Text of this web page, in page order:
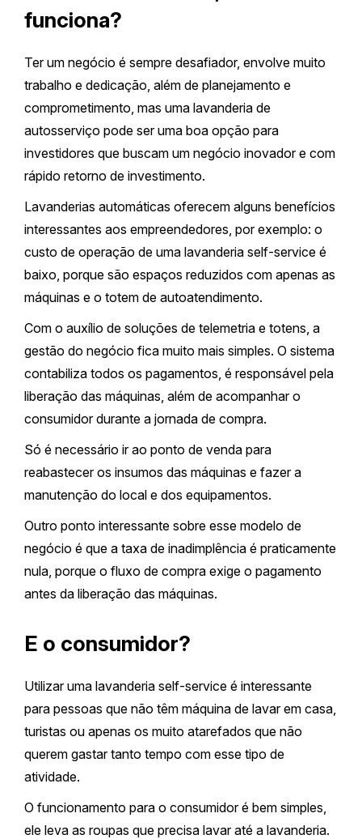
funciona?
Ter um negócio é sempre desafiador, envolve muito
trabalho e dedicação, além de planejamento e
comprometimento, mas uma lavanderia de
autosserviço pode ser uma boa opção para
investidores que buscam um negócio inovador e com
rápido retorno de investimento.
Lavanderias automáticas oferecem alguns benefícios
interessantes aos empreendedores, por exemplo: o
custo de operação de uma lavanderia self-service é
baixo, porque são espaços reduzidos com apenas as
máquinas e o totem de autoatendimento.
Com o auxílio de soluções de telemetria e totens, a
gestão do negócio fica muito mais simples. O sistema
contabiliza todos os pagamentos, é responsável pela
liberação das máquinas, além de acompanhar o
consumidor durante a jornada de compra.
Só é necessário ir ao ponto de venda para
reabastecer os insumos das máquinas e fazer a
manutenção do local e dos equipamentos.
Outro ponto interessante sobre esse modelo de
negócio é que a taxa de inadimplência é praticamente
nula, porque o fluxo de compra exige o pagamento
antes da liberação das máquinas.
E o consumidor?
Utilizar uma lavanderia self-service é interessante
para pessoas que não têm máquina de lavar em casa,
turistas ou apenas os muito atarefados que não
querem gastar tanto tempo com esse tipo de
atividade.
O funcionamento para o consumidor é bem simples,
ele leva as roupas que precisa lavar até a lavanderia.